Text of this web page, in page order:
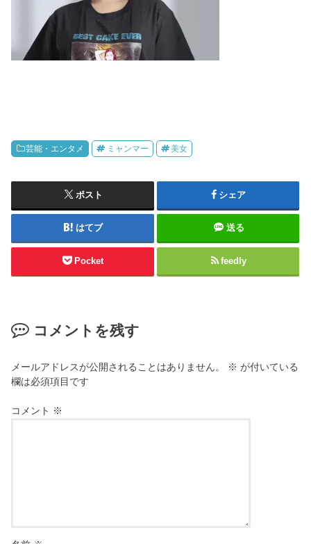
芸能・エンタメ ミャンマー 美女
ポスト シェア
はてブ 送る
Pocket feedly
コメントを残す
メールアドレスが公開されることはありません。 ※ が付いている
欄は必須項目です
コメント ※